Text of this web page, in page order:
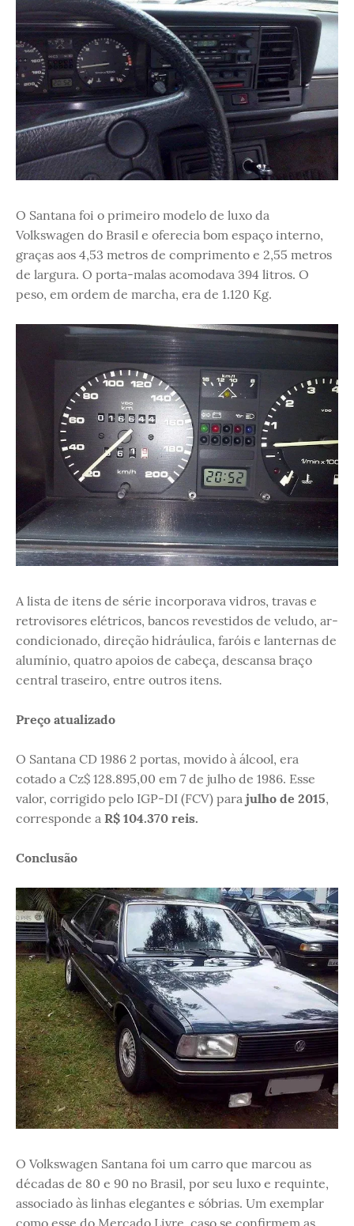
O Santana foi o primeiro modelo de luxo da
Volkswagen do Brasil e oferecia bom espaço interno,
graças aos 4,53 metros de comprimento e 2,55 metros
de largura. O porta-malas acomodava 394 litros. O
peso, em ordem de marcha, era de 1.120 Kg.
A lista de itens de série incorporava vidros, travas e
retrovisores elétricos, bancos revestidos de veludo, ar-
condicionado, direção hidráulica, faróis e lanternas de
alumínio, quatro apoios de cabeça, descansa braço
central traseiro, entre outros itens.
Preço atualizado
O Santana CD 1986 2 portas, movido à álcool, era
cotado a Cz$ 128.895,00 em 7 de julho de 1986. Esse
valor, corrigido pelo IGP-DI (FCV) para julho de 2015,
corresponde a R$ 104.370 reis.
Conclusão
O Volkswagen Santana foi um carro que marcou as
décadas de 80 e 90 no Brasil, por seu luxo e requinte,
associado às linhas elegantes e sóbrias. Um exemplar